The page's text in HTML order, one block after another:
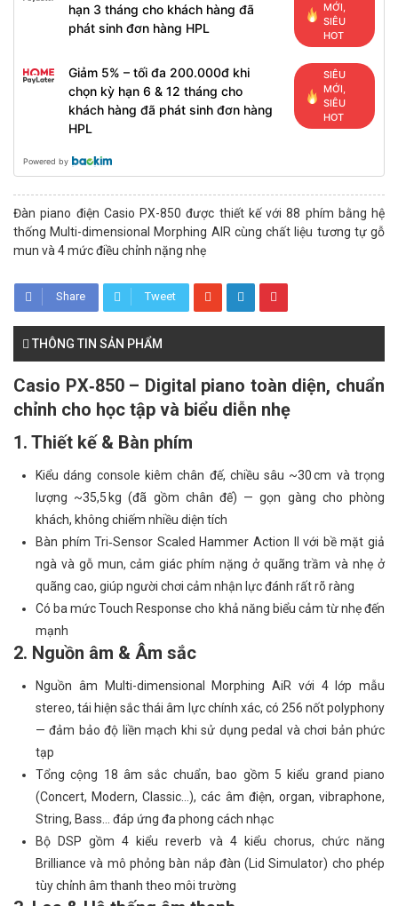
hạn 3 tháng cho khách hàng đã
phát sinh đơn hàng HPL
MỚI,
SIÊU
HOT
Giảm 5% – tối đa 200.000đ khi
chọn kỳ hạn 6 & 12 tháng cho
khách hàng đã phát sinh đơn hàng
HPL
SIÊU
MỚI,
SIÊU
HOT
Powered by
Đàn piano điện Casio PX-850 được thiết kế với 88 phím bằng hệ
thống Multi-dimensional Morphing AIR cùng chất liệu tương tự gỗ
mun và 4 mức điều chỉnh nặng nhẹ
Share Tweet
THÔNG TIN SẢN PHẨM
Casio PX‑850 – Digital piano toàn diện, chuẩn
chỉnh cho học tập và biểu diễn nhẹ
1. Thiết kế & Bàn phím
Kiểu dáng console kiêm chân đế, chiều sâu ~30 cm và trọng
lượng ~35,5 kg (đã gồm chân đế) — gọn gàng cho phòng
khách, không chiếm nhiều diện tích
Bàn phím Tri‑Sensor Scaled Hammer Action II với bề mặt giả
ngà và gỗ mun, cảm giác phím nặng ở quãng trầm và nhẹ ở
quãng cao, giúp người chơi cảm nhận lực đánh rất rõ ràng
Có ba mức Touch Response cho khả năng biểu cảm từ nhẹ đến
mạnh
2. Nguồn âm & Âm sắc
Nguồn âm Multi-dimensional Morphing AiR với 4 lớp mẫu
stereo, tái hiện sắc thái âm lực chính xác, có 256 nốt polyphony
— đảm bảo độ liền mạch khi sử dụng pedal và chơi bản phức
tạp
Tổng cộng 18 âm sắc chuẩn, bao gồm 5 kiểu grand piano
(Concert, Modern, Classic…), các âm điện, organ, vibraphone,
String, Bass… đáp ứng đa phong cách nhạc
Bộ DSP gồm 4 kiểu reverb và 4 kiểu chorus, chức năng
Brilliance và mô phỏng bàn nắp đàn (Lid Simulator) cho phép
tùy chỉnh âm thanh theo môi trường